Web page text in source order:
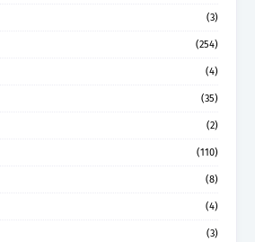
(3)
(254)
(4)
(35)
(2)
(110)
(8)
(4)
(3)